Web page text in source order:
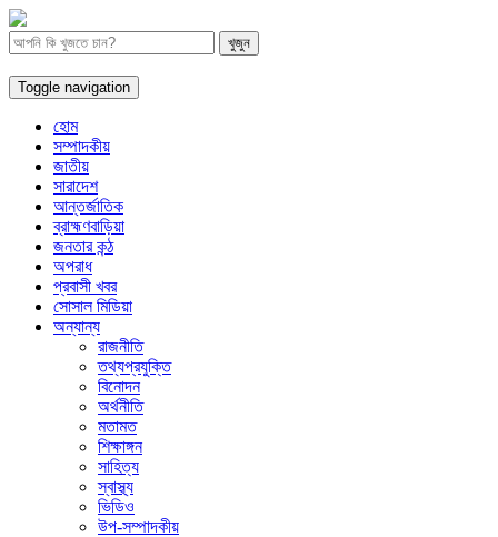
Toggle navigation
হোম
সম্পাদকীয়
জাতীয়
সারাদেশ
আন্তর্জাতিক
ব্রাহ্মণবাড়িয়া
জনতার কন্ঠ
অপরাধ
প্রবাসী খবর
সোসাল মিডিয়া
অন্যান্য
রাজনীতি
তথ্যপ্রযুক্তি
বিনোদন
অর্থনীতি
মতামত
শিক্ষাঙ্গন
সাহিত্য
স্বাস্থ্য
ভিডিও
উপ-সম্পাদকীয়